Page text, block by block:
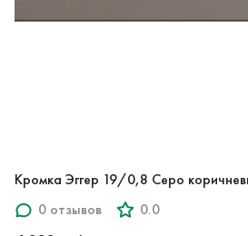
0 отзывов
0.0